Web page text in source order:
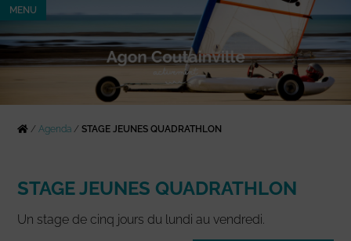
MENU
/Agenda /STAGE JEUNES QUADRATHLON
STAGE JEUNES QUADRATHLON
Un stage de cinq jours du lundi au vendredi.